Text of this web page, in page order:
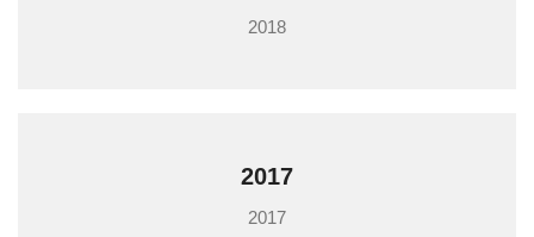
2018
2017
2017